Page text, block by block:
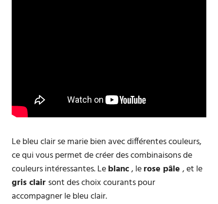
Le bleu clair se marie bien avec différentes couleurs,
ce qui vous permet de créer des combinaisons de
couleurs intéressantes. Leblanc, lerose pâle , et le
gris clair sont des choix courants pour
accompagner le bleu clair.